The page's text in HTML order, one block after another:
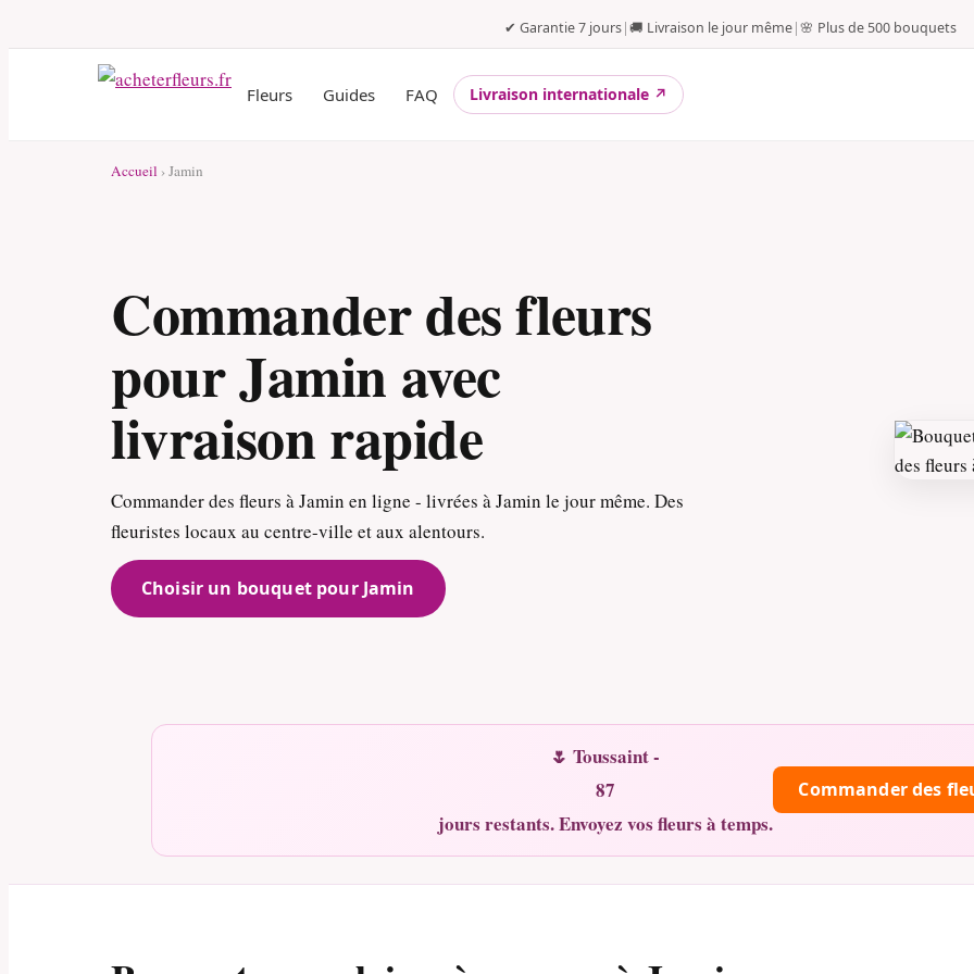
✔ Garantie 7 jours|🚚 Livraison le jour même|🌸 Plus de 500 bouquets
Fleurs Guides FAQ Livraison internationale ↗
Accueil › Jamin
Commander des fleurs
pour Jamin avec
livraison rapide
Commander des fleurs à Jamin en ligne - livrées à Jamin le jour même. Des
fleuristes locaux au centre-ville et aux alentours.
Choisir un bouquet pour Jamin
🌷 Toussaint -
87
jours restants. Envoyez vos fleurs à temps.
Commander des